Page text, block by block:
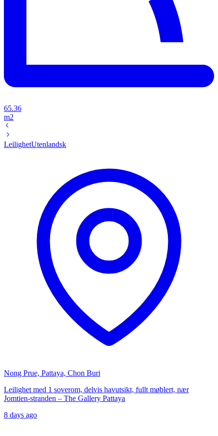
65.36
m2
LeilighetUtenlandsk
Nong Prue, Pattaya, Chon Buri
Leilighet med 1 soverom, delvis havutsikt, fullt møblert, nær
Jomtien-stranden – The Gallery Pattaya
8 days ago